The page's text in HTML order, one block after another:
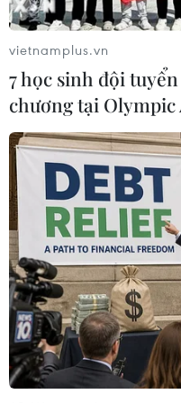
giờ mỗi ngày. Tia UV
Tia UV loại A có thể
khí, gây lão hóa da,
gây say nắng, tổn
Thông thường, con
vietnamplus.vn
7 học sinh đội
chương tại Olympic